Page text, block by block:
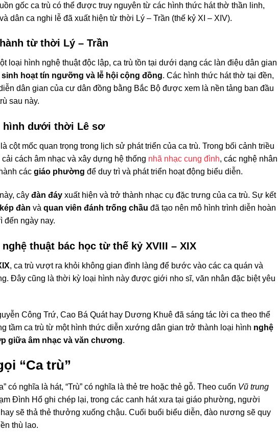
gốc ca trù có thể được truy nguyên từ các hình thức hát thờ thần linh,
dân ca nghi lễ đã xuất hiện từ thời Lý – Trần (thế kỷ XI – XIV).
từ thời Lý – Trần
loại hình nghệ thuật độc lập, ca trù tồn tại dưới dạng các làn điệu dân gian
hoạt tín ngưỡng và lễ hội cộng đồng. Các hình thức hát thờ tại đền,
dân gian của cư dân đồng bằng Bắc Bộ được xem là nền tảng ban đầu
sau này.
hình dưới thời Lê sơ
cột mốc quan trọng trong lịch sử phát triển của ca trù. Trong bối cảnh triều
cách âm nhạc và xây dựng hệ thống nhã nhạc cung đình, các nghệ nhân
các giáo phường để duy trì và phát triển hoạt động biểu diễn.
cây đàn đáy xuất hiện và trở thành nhạc cụ đặc trưng của ca trù. Sự kết
kép đàn và quan viên đánh trống chầu đã tạo nên mô hình trình diễn hoàn
đến ngày nay.
thuật bác học từ thế kỷ XVIII – XIX
, ca trù vượt ra khỏi không gian đình làng để bước vào các ca quán và
Đây cũng là thời kỳ loại hình này được giới nho sĩ, văn nhân đặc biệt yêu
Công Trứ, Cao Bá Quát hay Dương Khuê đã sáng tác lời ca theo thể
tầm ca trù từ một hình thức diễn xướng dân gian trở thành loại hình nghệ
giữa âm nhạc và văn chương.
“Ca trù”
có nghĩa là hát, “Trù” có nghĩa là thẻ tre hoặc thẻ gỗ. Theo cuốn Vũ trung
Đình Hổ ghi chép lại, trong các canh hát xưa tại giáo phường, người
sẽ thả thẻ thưởng xuống chậu. Cuối buổi biểu diễn, đào nương sẽ quy
thù lao.